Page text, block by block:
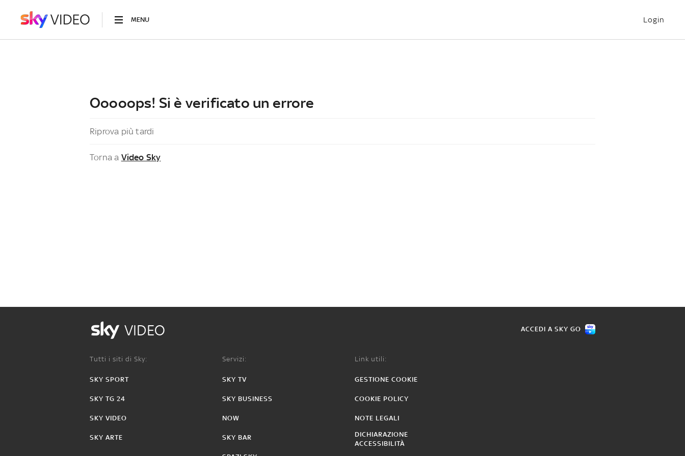
MENU Login
Ooooops! Si è verificato un errore
Riprova più tardi
Torna a Video Sky
VIDEO ACCEDI A SKY GO
Tutti i siti di Sky:
SKY SPORT
SKY TG 24
SKY VIDEO
SKY ARTE
Servizi:
SKY TV
SKY BUSINESS
NOW
SKY BAR
Link utili:
GESTIONE COOKIE
COOKIE POLICY
NOTE LEGALI
DICHIARAZIONE
ACCESSIBILITÀ